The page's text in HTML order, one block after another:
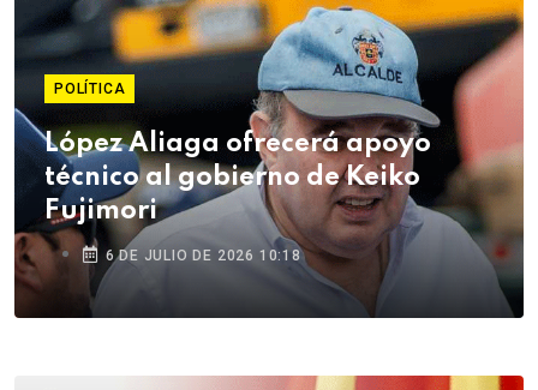
POLÍTICA
López Aliaga ofrecerá apoyo
técnico al gobierno de Keiko
Fujimori
6 DE JULIO DE 2026 10:18